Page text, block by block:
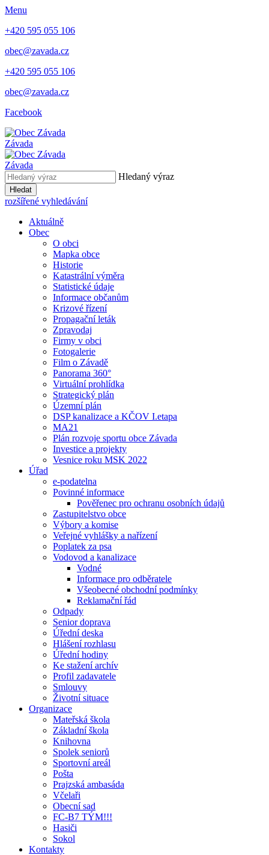
Menu
+420 595 055 106
obec@zavada.cz
+420 595 055 106
obec@zavada.cz
Facebook
Závada
Závada
Hledaný výraz
Hledat
rozšířené vyhledávání
Aktuálně
Obec
O obci
Mapka obce
Historie
Katastrální výměra
Statistické údaje
Informace občanům
Krizové řízení
Propagační leták
Zpravodaj
Firmy v obci
Fotogalerie
Film o Závadě
Panorama 360°
Virtuální prohlídka
Strategický plán
Územní plán
DSP kanalizace a KČOV I.etapa
MA21
Plán rozvoje sportu obce Závada
Investice a projekty
Vesnice roku MSK 2022
Úřad
e-podatelna
Povinné informace
Pověřenec pro ochranu osobních údajů
Zastupitelstvo obce
Výbory a komise
Veřejné vyhlášky a nařízení
Poplatek za psa
Vodovod a kanalizace
Vodné
Informace pro odběratele
Všeobecné obchodní podmínky
Reklamační řád
Odpady
Senior doprava
Úřední deska
Hlášení rozhlasu
Úřední hodiny
Ke stažení archív
Profil zadavatele
Smlouvy
Životní situace
Organizace
Mateřská škola
Základní škola
Knihovna
Spolek seniorů
Sportovní areál
Pošta
Prajzská ambasáda
Včelaři
Obecní sad
FC-B7 TÝM!!!
Hasiči
Sokol
Kontakty